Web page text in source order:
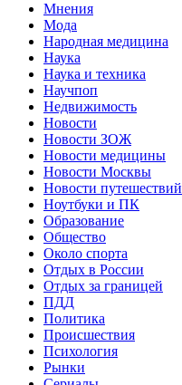
Мнения
Мода
Народная медицина
Наука
Наука и техника
Научпоп
Недвижимость
Новости
Новости ЗОЖ
Новости медицины
Новости Москвы
Новости путешествий
Ноутбуки и ПК
Образование
Общество
Около спорта
Отдых в России
Отдых за границей
ПДД
Политика
Происшествия
Психология
Рынки